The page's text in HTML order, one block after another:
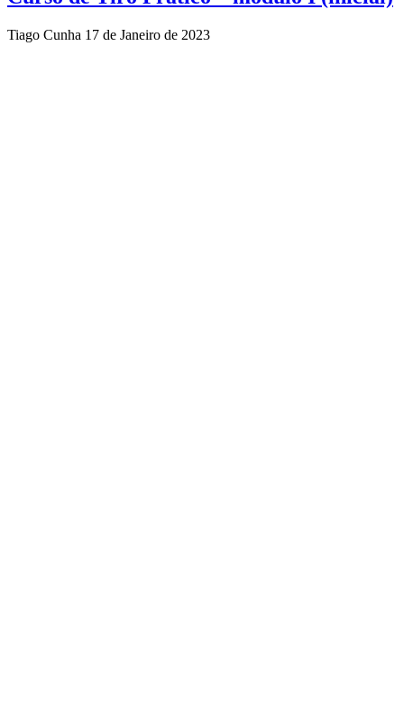
Tiago Cunha 17 de Janeiro de 2023